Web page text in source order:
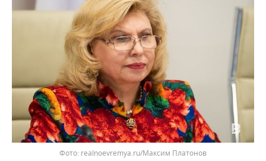
realnoevremya.ru/Максим Платонов